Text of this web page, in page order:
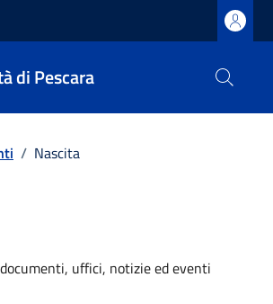
di Pescara
/ Nascita
uffici, notizie ed eventi